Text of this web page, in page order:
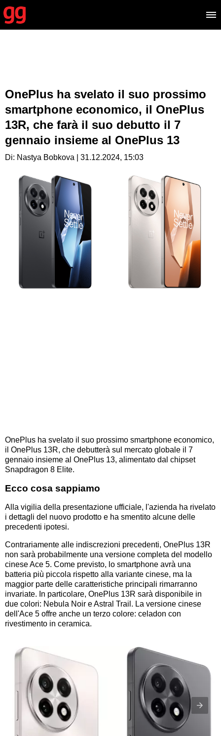
OnePlus ha svelato il suo prossimo
smartphone economico, il OnePlus
13R, che farà il suo debutto il 7
gennaio insieme al OnePlus 13
Di: Nastya Bobkova | 31.12.2024, 15:03
OnePlus ha svelato il suo prossimo smartphone economico,
il OnePlus 13R, che debutterà sul mercato globale il 7
gennaio insieme al OnePlus 13, alimentato dal chipset
Snapdragon 8 Elite.
Ecco cosa sappiamo
Alla vigilia della presentazione ufficiale, l'azienda ha rivelato
i dettagli del nuovo prodotto e ha smentito alcune delle
precedenti ipotesi.
Contrariamente alle indiscrezioni precedenti, OnePlus 13R
non sarà probabilmente una versione completa del modello
cinese Ace 5. Come previsto, lo smartphone avrà una
batteria più piccola rispetto alla variante cinese, ma la
maggior parte delle caratteristiche principali rimarranno
invariate. In particolare, OnePlus 13R sarà disponibile in
due colori: Nebula Noir e Astral Trail. La versione cinese
dell'Ace 5 offre anche un terzo colore: celadon con
rivestimento in ceramica.